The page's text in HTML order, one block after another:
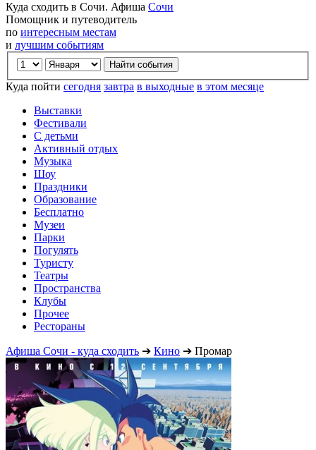
Куда сходить в Сочи. Афиша Сочи
Помощник и путеводитель
по интересным местам
и лучшим событиям
Куда пойти сегодня завтра в выходные в этом месяце
Выставки
Фестивали
С детьми
Активный отдых
Музыка
Шоу
Праздники
Образование
Бесплатно
Музеи
Парки
Погулять
Туристу
Театры
Пространства
Клубы
Прочее
Рестораны
Афиша Сочи - куда сходить ➔ Кино ➔ Промар